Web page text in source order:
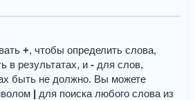
+, чтобы определить слова,
в результатах, и - для слов,
быть не должно. Вы можете
| для поиска любого слова из